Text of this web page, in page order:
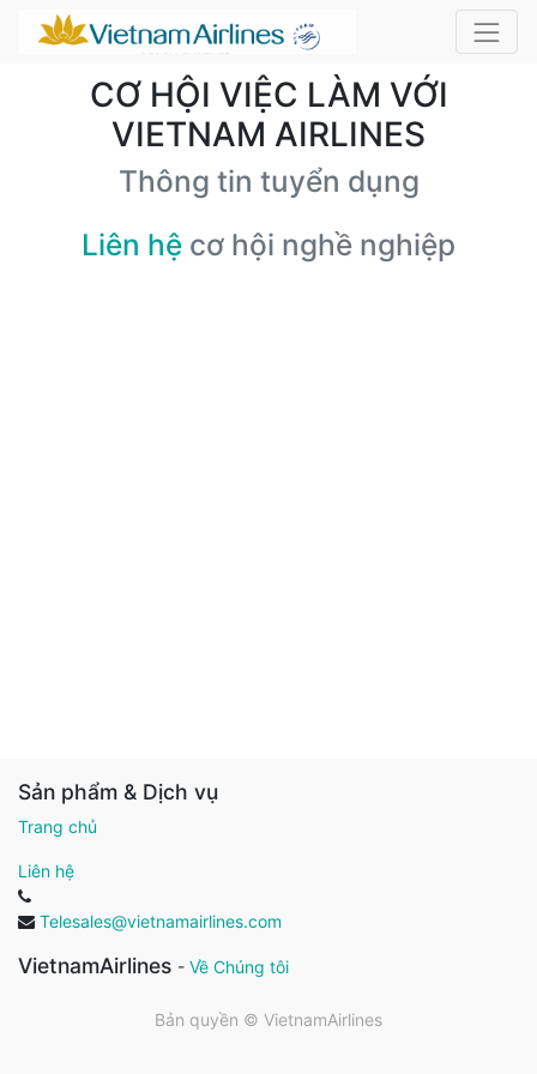
CƠ HỘI VIỆC LÀM VỚI
VIETNAM AIRLINES
Thông tin tuyển dụng
Liên hệ cơ hội nghề nghiệp
Sản phẩm & Dịch vụ
Trang chủ
Liên hệ
Telesales@vietnamairlines.com
VietnamAirlines - Về Chúng tôi
Bản quyền © VietnamAirlines